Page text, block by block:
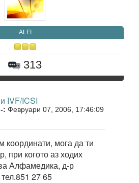
ALFI
313
IVF/ICSI
: Февруари 07, 2006, 17:46:09
координати, мога да ти
при когото аз ходих
Алфамедика, д-р
27 65